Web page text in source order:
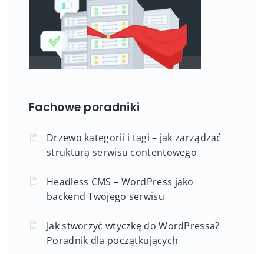
Fachowe poradniki
Drzewo kategorii i tagi – jak zarządzać
strukturą serwisu contentowego
Headless CMS – WordPress jako
backend Twojego serwisu
Jak stworzyć wtyczkę do WordPressa?
Poradnik dla początkujących